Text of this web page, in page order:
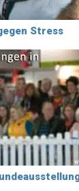
Stress